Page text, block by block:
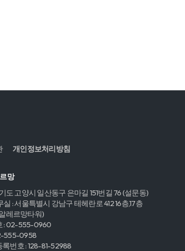
개인정보처리방침
망
도 고양시 일산동구 은마길 151번길 76 (설문동)
실 : 서울특별시 강남구 테헤란로 412 16층,17층
레르망타워)
: 02-555-0960
555-0958
번호 : 128-81-52988